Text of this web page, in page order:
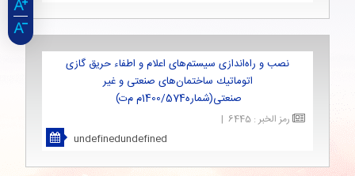
نصب و راه‌اندازی سیستم‌های اعلام و اطفاء حریق گازی
اتوماتیك ساختمان‌های صنعتی و غیر
صنعتی(شماره1400/574م م‌ت)
رمز الخبر :
6445
|
undefinedundefined